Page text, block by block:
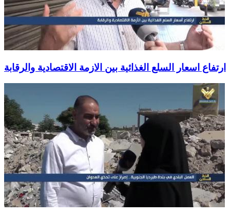
ارتفاع اسعار السلع الغذائية بين الازمة الاقتصادية والرقابة